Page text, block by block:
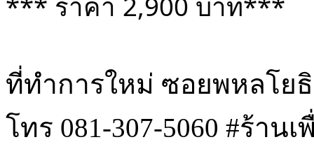
ที่ทำการใหม่ ซอยพหลโย
โทร 081-307-5060 #ร้า